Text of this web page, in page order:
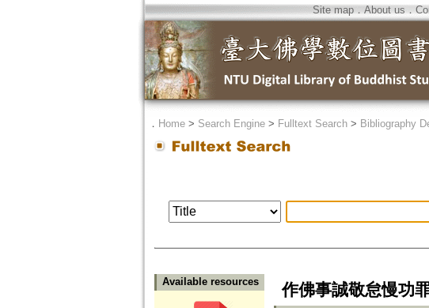
Site map．About us ．
． Home> Search Engine> Fulltext Search> Bibliography
Available resources
作佛事誠敬怠慢功